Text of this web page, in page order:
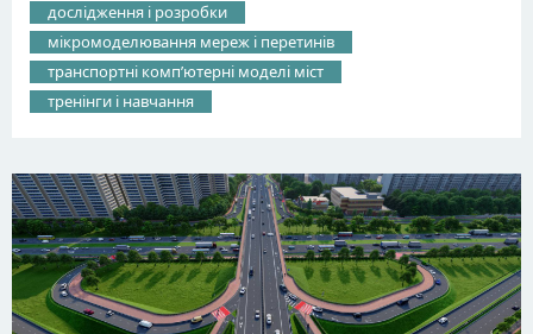
дослідження і розробки
мікромоделювання мереж і перетинів
транспортні компʼютерні моделі міст
тренінги і навчання